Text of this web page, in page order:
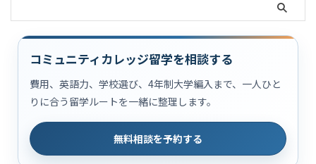
コミュニティカレッジ留学を相談する
費用、英語力、学校選び、4年制大学編入まで、一人ひと
りに合う留学ルートを一緒に整理します。
無料相談を予約する